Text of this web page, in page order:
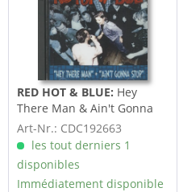
RED HOT & BLUE: Hey
There Man & Ain't Gonna
Stomp (2-CD)
Art-Nr.: CDC192663
les tout derniers 1
disponibles
Immédiatement disponible